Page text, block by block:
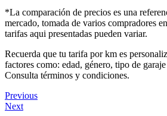
*La comparación de precios es una
mercado, tomada de varios compradores
tarifas aqui presentadas pueden variar.
Recuerda que tu tarifa por km es
factores como: edad, género, tipo de
Consulta términos y condiciones.
Previous
Next